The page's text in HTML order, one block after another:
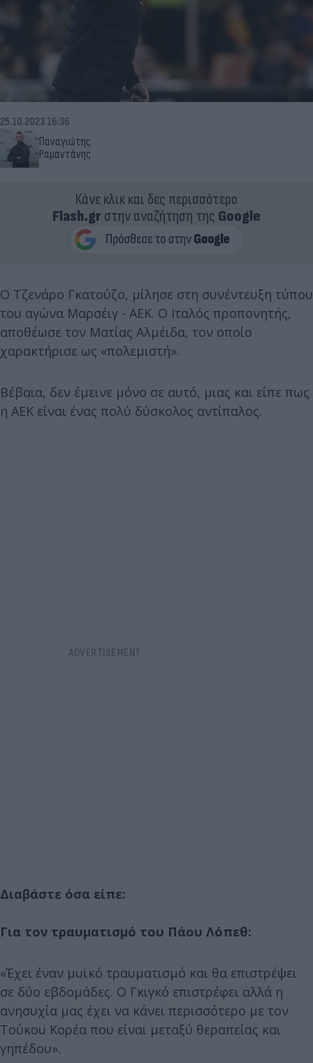
Παναγιώτης
Ραμαντάνης
25.10.2023 16:36
Κάνε κλικ και δες περισσότερο
Flash.grστην αναζήτηση της Google
Ο Τζενάρο Γκατούζο, μίλησε στη συνέντευξη τύπου
του αγώνα Μαρσέιγ - ΑΕΚ. Ο Ιταλός προπονητής,
αποθέωσε τον Ματίας Αλμέιδα, τον οποίο
χαρακτήρισε ως «πολεμιστή».
Βέβαια, δεν έμεινε μόνο σε αυτό, μιας και είπε πως
η ΑΕΚ είναι ένας πολύ δύσκολος αντίπαλος.
Διαβάστε όσα είπε:
Για τον τραυματισμό του Πάου Λόπεθ:
«Έχει έναν μυϊκό τραυματισμό και θα επιστρέψει
σε δύο εβδομάδες. Ο Γκιγκό επιστρέφει αλλά η
ανησυχία μας έχει να κάνει περισσότερο με τον
Τούκου Κορέα που είναι μεταξύ θεραπείας και
γηπέδου».